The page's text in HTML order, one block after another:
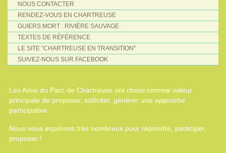
NOUS CONTACTER
RENDEZ-VOUS EN CHARTREUSE
GUIERS MORT : RIVIÈRE SAUVAGE
TEXTES DE RÉFÉRENCE
LE SITE "CHARTREUSE EN TRANSITION"
SUIVEZ-NOUS SUR FACEBOOK
Les Amis du Parc de Chartreuse ont choisi comme valeur
principale de proposer, solliciter, générer une approche
participative.
Nous vous espérons très nombreux pour répondre, participer,
proposer !